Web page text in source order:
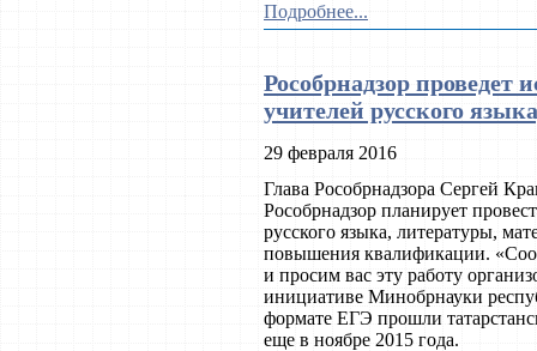
Подробнее...
Рособрнадзор проведет
учителей русского
29 февраля 2016
Глава Рособрнадзора Сергей
Рособрнадзор планирует
русского языка, литературы,
повышения квалификации.
и просим вас эту работу
инициативе Минобрнауки
формате ЕГЭ прошли
еще в ноябре 2015 года.